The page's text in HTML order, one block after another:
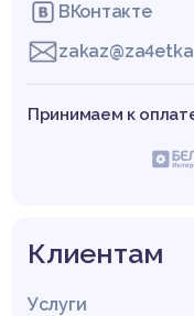
ВКонтакте
Принимаем к
Клиентам
Услуги